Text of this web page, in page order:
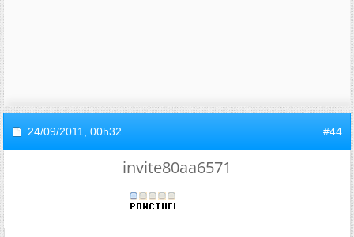
24/09/2011, 00h32 #44
invite80aa6571